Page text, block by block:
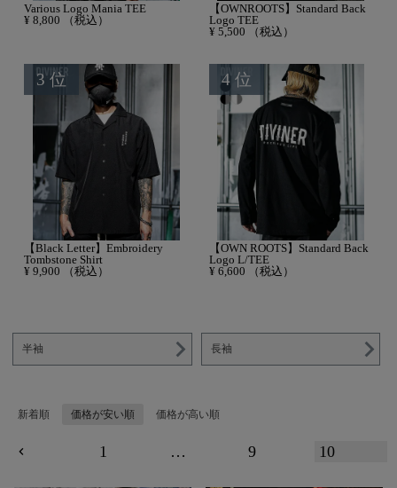
Various Logo Mania TEE
¥ 8,800 （税込）
【OWNROOTS】Standard Back
Logo TEE
¥ 5,500 （税込）
【Black Letter】Embroidery
Tombstone Shirt
¥ 9,900 （税込）
【OWN ROOTS】Standard Back
Logo L/TEE
¥ 6,600 （税込）
半袖 長袖
新着順 価格が安い順 価格が高い順
1 … 9 10